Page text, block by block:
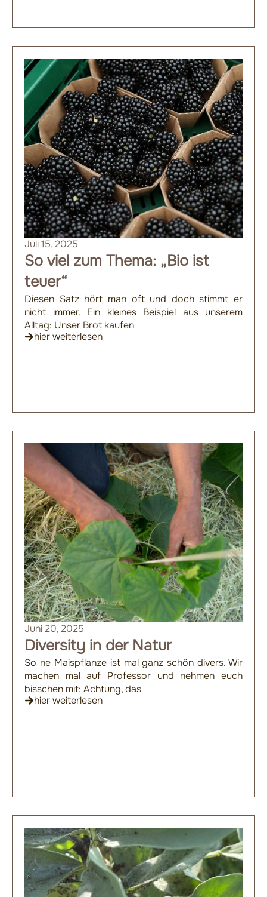
Juli 15, 2025
So viel zum Thema: „Bio ist
teuer“
Diesen Satz hört man oft und doch stimmt er
nicht immer. Ein kleines Beispiel aus unserem
Alltag: Unser Brot kaufen
hier weiterlesen
Juni 20, 2025
Diversity in der Natur
So ne Maispflanze ist mal ganz schön divers. Wir
machen mal auf Professor und nehmen euch
bisschen mit: Achtung, das
hier weiterlesen